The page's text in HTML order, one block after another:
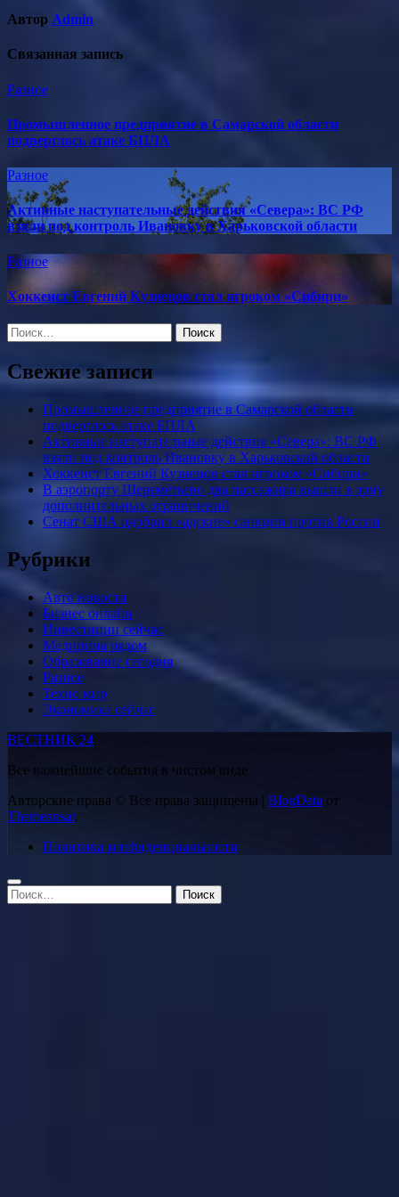
Автор Admin
Связанная запись
Разное
Промышленное предприятие в Самарской области
подверглось атаке БПЛА
Разное
Активные наступательные действия «Севера»: ВС РФ
взяли под контроль Ивановку в Харьковской области
Разное
Хоккеист Евгений Кузнецов стал игроком «Сибири»
Найти:
Свежие записи
Промышленное предприятие в Самарской области
подверглось атаке БПЛА
Активные наступательные действия «Севера»: ВС РФ
взяли под контроль Ивановку в Харьковской области
Хоккеист Евгений Кузнецов стал игроком «Сибири»
В аэропорту Шереметьево два пассажира вышли в зону
дополнительных ограничений
Сенат США одобрил «адские» санкции против России
Рубрики
Авто новости
Бизнес онлайн
Инвестиции сейчас
Медицина рядом
Образование сегодня
Разное
Техно мир
Экономика сейчас
ВЕСТНИК 24
Все важнейшие события в чистом виде
Авторские права © Все права защищены | BlogData от
Themeansar.
Политика конфиденциальности
Найти: